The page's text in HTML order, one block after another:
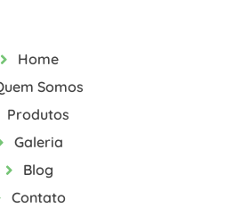
Home
Somos
Produtos
Galeria
Blog
Contato